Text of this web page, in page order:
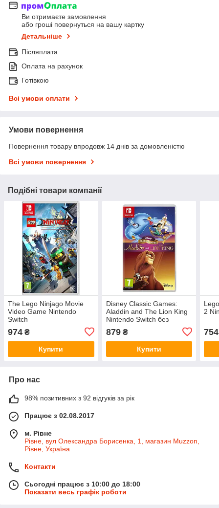
Ви отримаєте замовлення
або гроші повернуться на вашу картку
Детальніше
Післяплата
Оплата на рахунок
Готівкою
Всі умови оплати
Умови повернення
Повернення товару впродовж 14 днів за домовленістю
Всі умови повернення
Подібні товари компанії
The Lego Ninjago Movie
Video Game Nintendo
Switch
974 ₴
Купити
Disney Classic Games:
Aladdin and The Lion King
Nintendo Switch без
879₴
Купити
2
754
Про нас
98% позитивних з 92 відгуків за рік
Працює з 02.08.2017
м. Рівне
Рівне, вул Олександра Борисенка, 1, магазин Muzzon,
Рівне, Україна
Контакти
Сьогодні працює з 10:00 до 18:00
Показати весь графік роботи